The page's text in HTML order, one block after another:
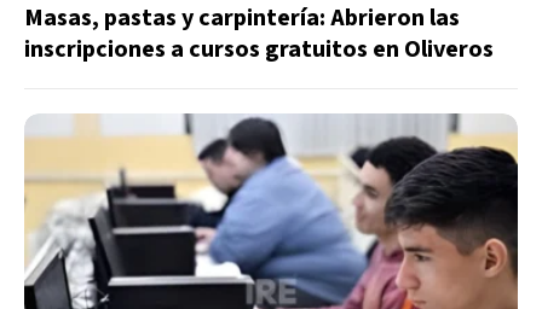
Masas, pastas y carpintería: Abrieron las
inscripciones a cursos gratuitos en Oliveros